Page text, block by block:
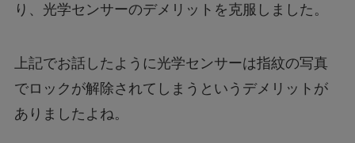
り、光学センサーのデメリットを克服しました。
上記でお話したように光学センサーは指紋の写真
でロックが解除されてしまうというデメリットが
ありましたよね。